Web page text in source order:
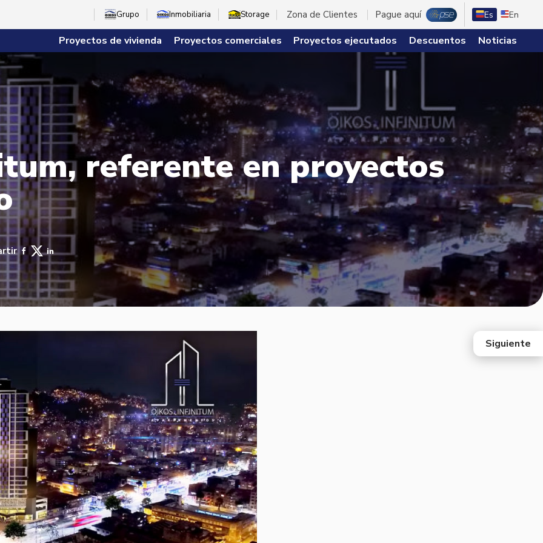
Grupo Inmobiliaria Storage Zona de Clientes Pague aquí Es En
Proyectos de vivienda Proyectos comerciales Proyectos ejecutados Descuentos Noticias
referente en proyectos
Siguiente